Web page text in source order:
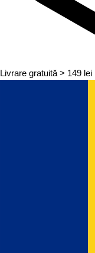
Livrare gratuită > 149 lei